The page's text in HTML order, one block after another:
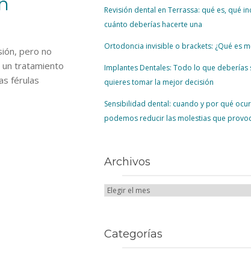
pero no
un tratamiento
férulas
Revisión dental en Terrassa: qué es, qué
cuánto deberías hacerte una
Ortodoncia invisible o brackets: ¿Qué es
Implantes Dentales: Todo lo que deberías
quieres tomar la mejor decisión
Sensibilidad dental: cuando y por qué
podemos reducir las molestias que
Archivos
Categorías